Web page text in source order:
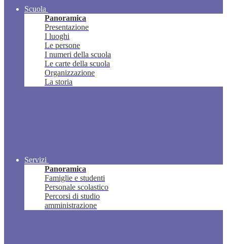
Scuola
Panoramica
Presentazione
I luoghi
Le persone
I numeri della scuola
Le carte della scuola
Organizzazione
La storia
Servizi
Panoramica
Famiglie e studenti
Personale scolastico
Percorsi di studio
amministrazione